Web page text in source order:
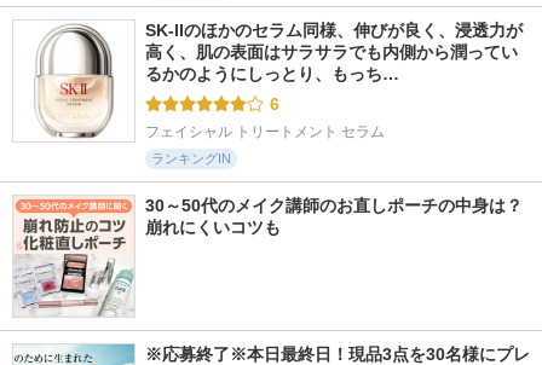
SK-IIのほかのセラム同様、伸びが良く、浸透力が
高く、肌の表面はサラサラでも内側から潤ってい
るかのようにしっとり、もっち…
6
フェイシャル トリートメント セラム
ランキングIN
30～50代のメイク講師のお直しポーチの中身は？
崩れにくいコツも
※応募終了※本日最終日！現品3点を30名様にプレ